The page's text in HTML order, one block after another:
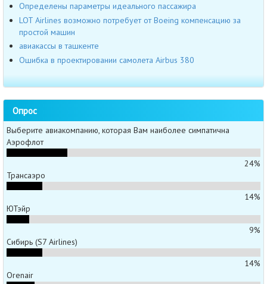
Определены параметры идеального пассажира
LOT Airlines возможно потребует от Boeing компенсацию за
простой машин
авиакассы в ташкенте
Ошибка в проектировании самолета Airbus 380
Опрос
Выберите авиакомпанию, которая Вам наиболее симпатична
Аэрофлот
24%
Трансаэро
14%
ЮТэйр
9%
Сибирь (S7 Airlines)
14%
Orenair